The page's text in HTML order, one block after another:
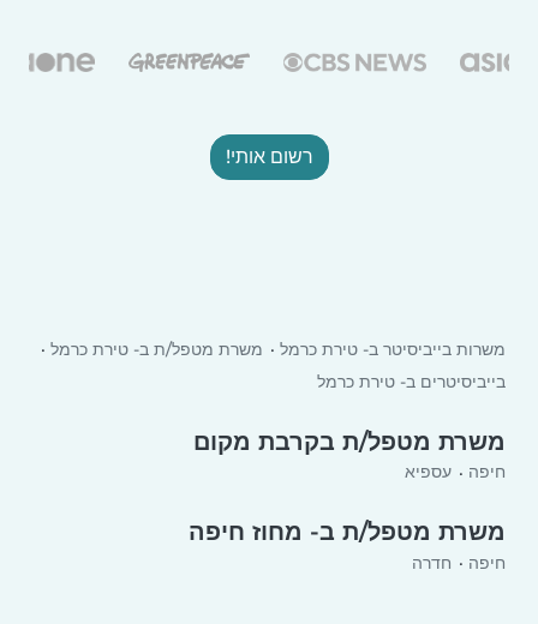
רשום אותי!
משרות בייביסיטר ב- טירת כרמל
משרת מטפל/ת ב- טירת כרמל
בייביסיטרים ב- טירת כרמל
משרת מטפל/ת בקרבת מקום
חיפה עספיא
משרת מטפל/ת ב- מחוז חיפה
חיפה חדרה